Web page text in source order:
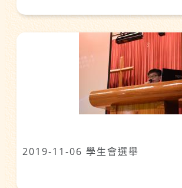
2019-11-06 學生會選舉